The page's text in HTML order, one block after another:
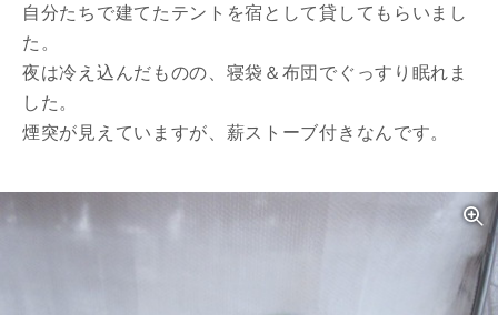
自分たちで建てたテントを宿として貸してもらいまし
た。
夜は冷え込んだものの、寝袋＆布団でぐっすり眠れま
した。
煙突が見えていますが、薪ストーブ付きなんです。